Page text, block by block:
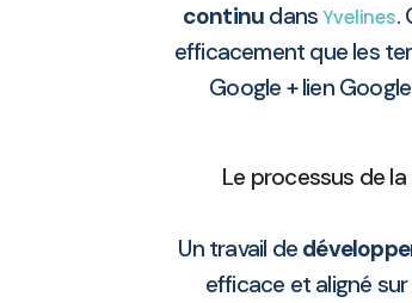
continu dansYvelines.
efficacement que les
Google + lien
Le processus de
Un travail de
efficace et aligné